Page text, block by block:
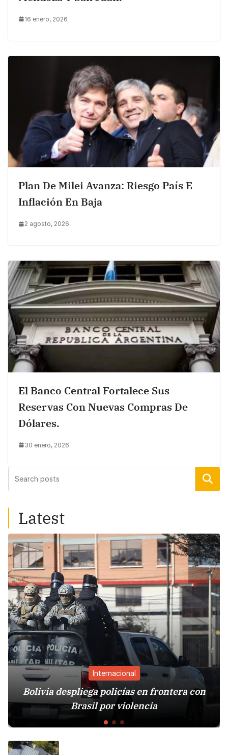
16 enero, 2026
Plan De Milei Avanza: Riesgo País E
Inflación En Baja
2 agosto, 2026
El Banco Central Fortalece Sus
Reservas Con Nuevas Compras De
Dólares.
30 enero, 2026
Buscar
Latest
Internacional
despliega policías en frontera con
Brasil por violencia